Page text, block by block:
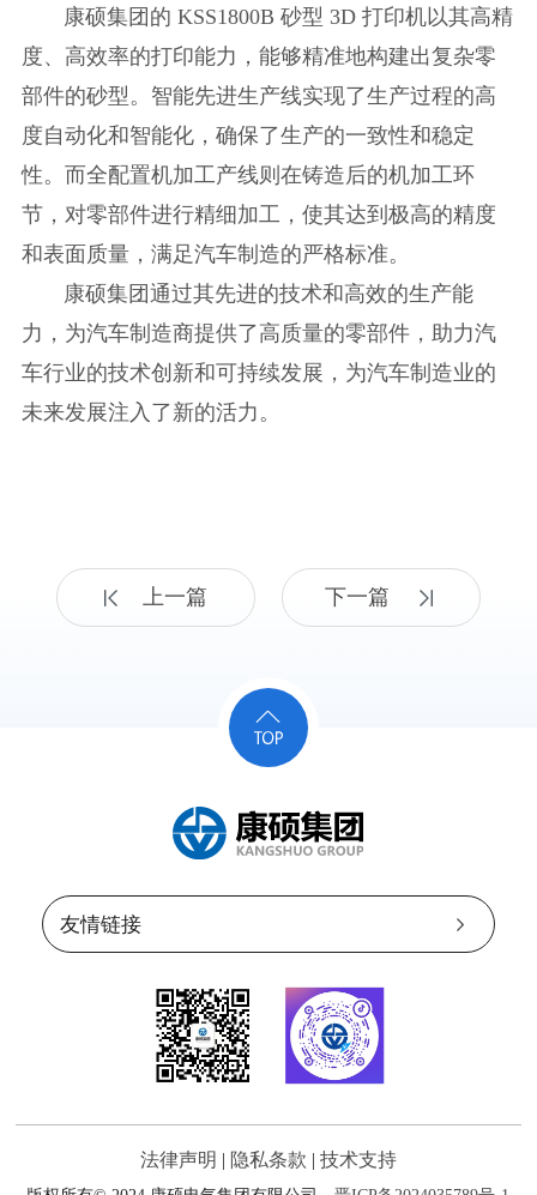
康硕集团的 KSS1800B 砂型 3D 打印机以其高精
度、高效率的打印能力，能够精准地构建出复杂零
部件的砂型。智能先进生产线实现了生产过程的高
度自动化和智能化，确保了生产的一致性和稳定
性。而全配置机加工产线则在铸造后的机加工环
节，对零部件进行精细加工，使其达到极高的精度
和表面质量，满足汽车制造的严格标准。
康硕集团通过其先进的技术和高效的生产能
力，为汽车制造商提供了高质量的零部件，助力汽
车行业的技术创新和可持续发展，为汽车制造业的
未来发展注入了新的活力。
上一篇 下一篇
法律声明 | 隐私条款 | 技术支持